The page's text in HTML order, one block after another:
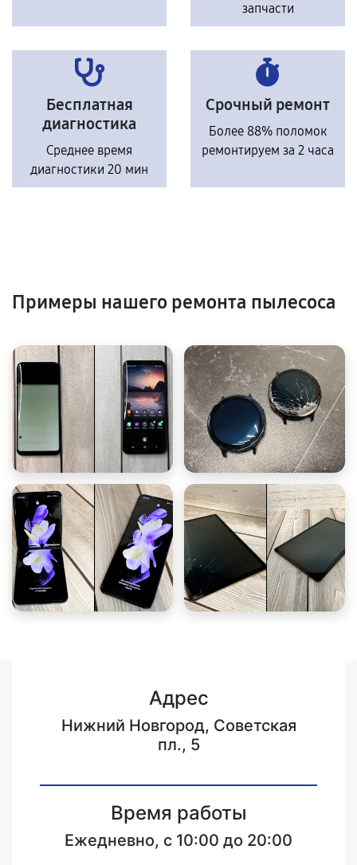
запчасти
Бесплатная
диагностика
Среднее время
диагностики 20 мин
Срочный ремонт
Более 88% поломок
ремонтируем за 2 часа
Примеры нашего ремонта пылесоса
Адрес
Нижний Новгород, Советская
пл., 5
Время работы
Ежедневно, с 10:00 до 20:00